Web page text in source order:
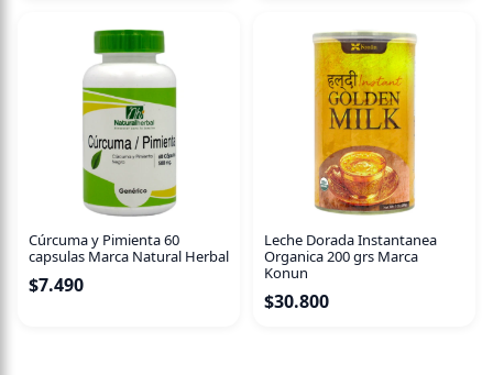
Cúrcuma y Pimienta 60
capsulas Marca Natural Herbal
$7.490
Leche Dorada Instantanea
Organica 200 grs Marca
Konun
$30.800